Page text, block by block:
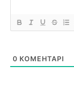
0 КОМЕНТАРІ